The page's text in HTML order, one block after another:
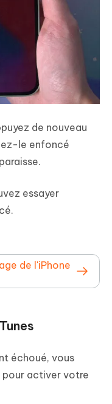
de nouveau
le enfoncé
essayer
de l'iPhone
échoué, vous
pour activer votre